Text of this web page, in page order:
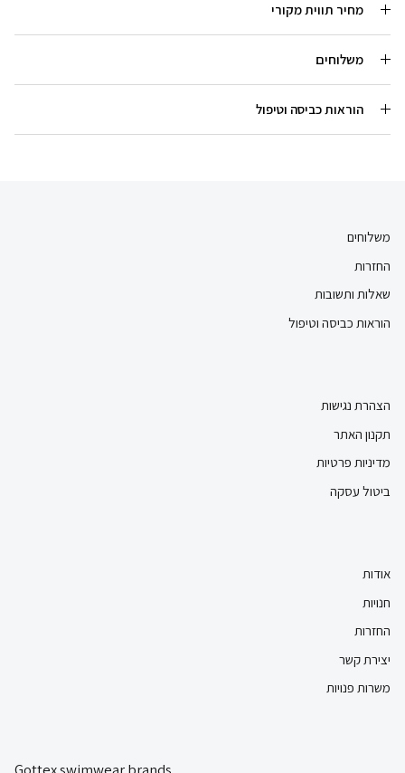
מחיר תווית מקורי
משלוחים
הוראות כביסה וטיפול
משלוחים
החזרות
שאלות ותשובות
הוראות כביסה וטיפול
הצהרת נגישות
תקנון האתר
מדיניות פרטיות
ביטול עסקה
אודות
חנויות
החזרות
יצירת קשר
משרות פנויות
Gottex swimwear brands